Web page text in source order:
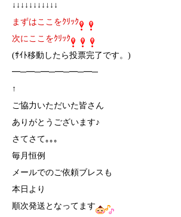
↓↓↓↓↓↓↓↓↓↓↓
まずはここをｸﾘｯｸ
次にここをｸﾘｯｸ
(ｻｲﾄ移動したら投票完了です。)
━─━─━─━─━─━─
↑
ご協力いただいた皆さん
ありがとうございます♪
さてさて｡｡｡
毎月恒例
メールでのご依頼ブレスも
本日より
順次発送となってます